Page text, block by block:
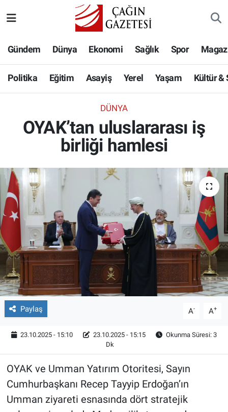
Gündem Dünya Ekonomi Sağlık Spor
Politika Eğitim Asayiş Yerel Yaşam Kültür &
DÜNYA
OYAK’tan uluslararası iş
birliği hamlesi
Paylaş A- A+
23.10.2025 - 15:10 23.10.2025 - 15:15
Okunma Süresi: 3
Dk
OYAK ve Umman Yatırım Otoritesi, Sayın
Cumhurbaşkanı Recep Tayyip Erdoğan’ın
Umman ziyareti esnasında dört stratejik
Eğitim
Asayiş
Kültür & Sanat
Bilim-Teknoloji
Köşe Yazıları
Röportaj
Video Galeri
Hava Durumu
Namaz Vakitleri
Süper Lig Puan Durumu ve Fikstür
Tüm Manşetler
Son Dakika Haberleri
Haber Arşivi